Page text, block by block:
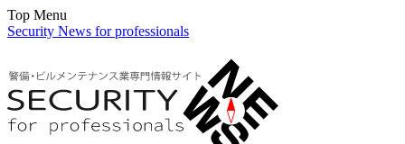
Top Menu
Security News for professionals